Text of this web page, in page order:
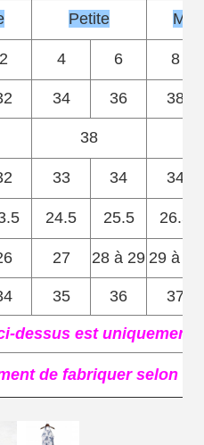
Petite
2 4 6 8
34 36
38
38
33 34
34
24.5 25.5 26.5
27 28 à 29 29 à 30
35 36 37
dessus est uniquement
de fabriquer selon